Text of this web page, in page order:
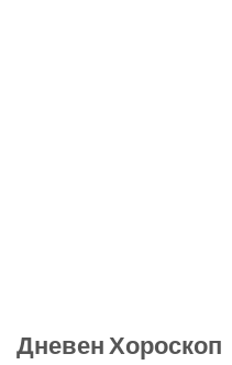
Дневен Хороскоп